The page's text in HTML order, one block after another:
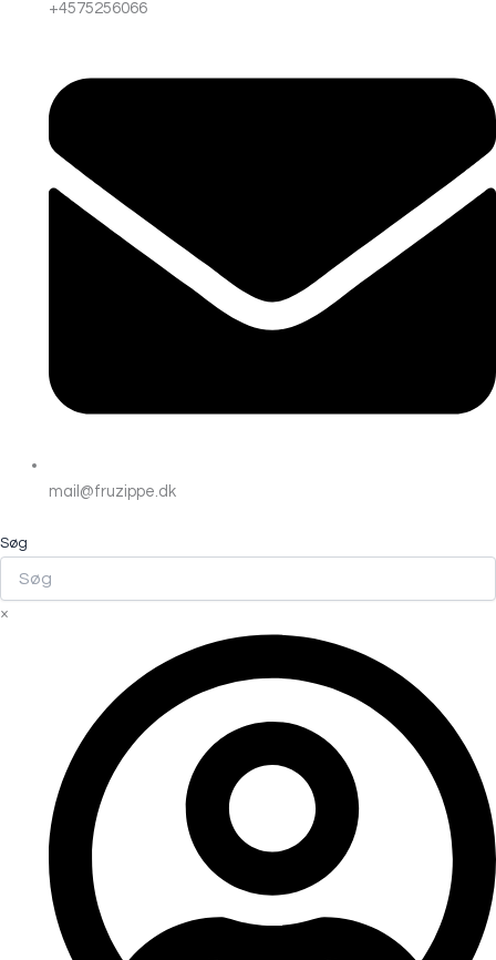
+4575256066
mail@fruzippe.dk
Søg
×